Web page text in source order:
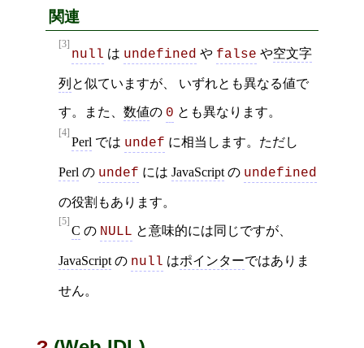
関連
[3]
null は undefined や false や空文字
列 と似ていますが、 いずれとも異なる値で
す。また、 数値の 0 とも異なります。
[4]
Perl では undef に相当します。ただし
Perl の undef には JavaScript の undefined
の役割もあります。
[5]
C の NULL と意味的には同じですが、
JavaScript の null はポインターではありま
せん。